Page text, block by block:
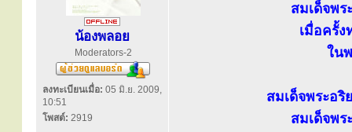
น้องพลอย
Moderators-2
ลงทะเบียนเมื่อ: 05 มิ.ย. 2009,
10:51
โพสต์: 2919
สมเด็จพ
เมื่อครั้
ใน
สมเด็จพระอ
สมเด็จพ